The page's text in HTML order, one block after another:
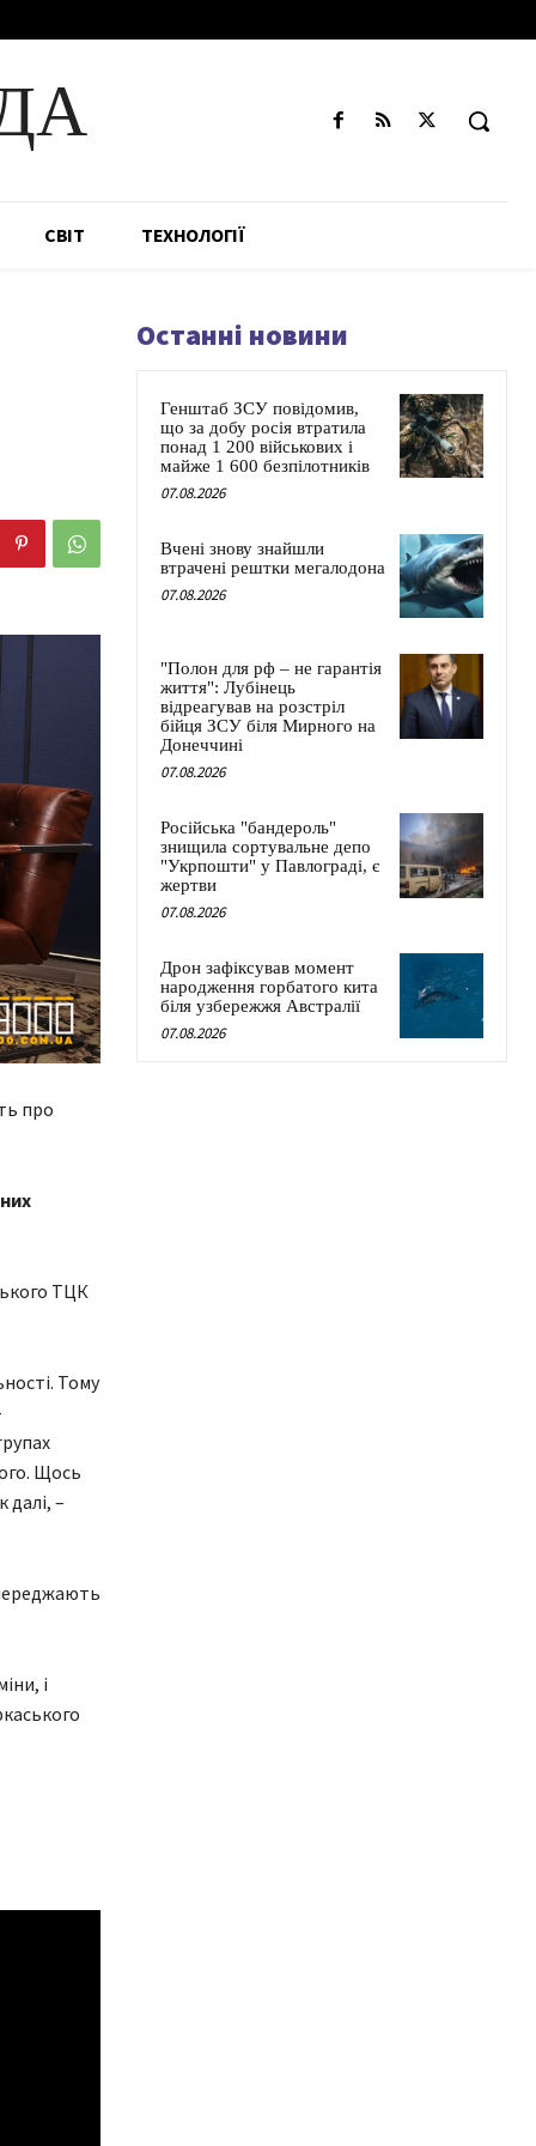
СВІТ ТЕХНОЛОГІЇ
про
ТЦК
Тому
Щось
далі, –
і
Останні новини
Генштаб ЗСУ повідомив,
що за добу росія втратила
понад 1 200 військових і
майже 1 600 безпілотників
07.08.2026
Вчені знову знайшли
втрачені рештки мегалодона
07.08.2026
"Полон для рф – не гарантія
життя": Лубінець
відреагував на розстріл
бійця ЗСУ біля Мирного на
Донеччині
07.08.2026
Російська "бандероль"
знищила сортувальне депо
"Укрпошти" у Павлограді, є
жертви
07.08.2026
Дрон зафіксував момент
народження горбатого кита
біля узбережжя Австралії
07.08.2026